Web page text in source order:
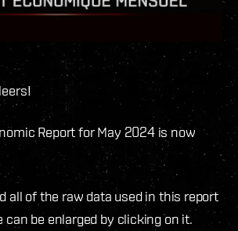
Report for May 2024 is now
all of the raw data used in this report
can be enlarged by clicking on it.